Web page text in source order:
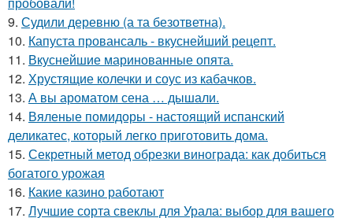
9. Судили деревню (а та безответна).
10. Капуста провансаль - вкуснейший рецепт.
11. Вкуснейшие маринованные опята.
12. Хрустящие колечки и соус из кабачков.
13. А вы ароматом сена … дышали.
14. Вяленые помидоры - настоящий испанский
деликатес, который легко приготовить дома.
15. Секретный метод обрезки винограда: как добиться
богатого урожая
16. Какие казино работают
17. Лучшие сорта свеклы для Урала: выбор для вашего